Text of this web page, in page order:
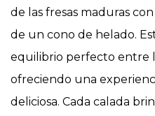
de las fresas maduras
de un cono de helado.
equilibrio perfecto entre
ofreciendo una
deliciosa. Cada calada